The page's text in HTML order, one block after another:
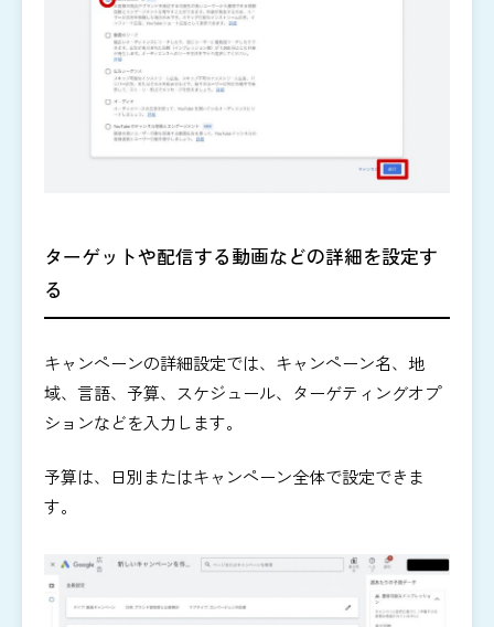
ターゲットや配信する動画などの詳細を設定す
る
キャンペーンの詳細設定では、キャンペーン名、地
域、言語、予算、スケジュール、ターゲティングオプ
ションなどを入力します。
予算は、日別またはキャンペーン全体で設定できま
す。